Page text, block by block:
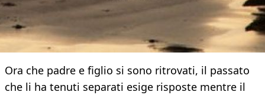
Ora che padre e figlio si sono ritrovati, il passato
che li ha tenuti separati esige risposte mentre il